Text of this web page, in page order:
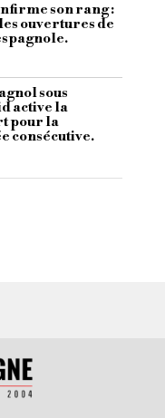
son rang :
ouvertures de
sous
active la
pour la
consécutive.